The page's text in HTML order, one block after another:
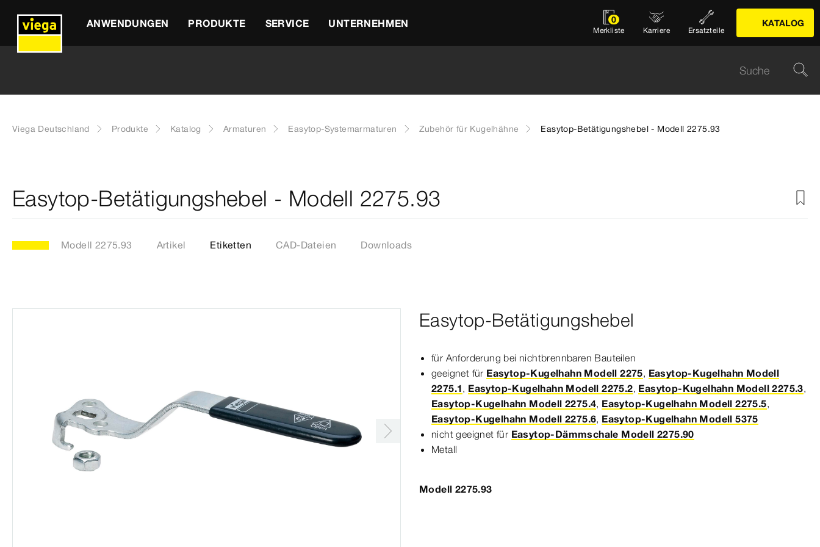
ANWENDUNGEN PRODUKTE SERVICE UNTERNEHMEN 0
Merkliste Karriere Ersatzteile
KATALOG
Viega Deutschland Produkte Katalog Armaturen Easytop-Systemarmaturen Zubehör für Kugelhähne Easytop-Betätigungshebel - Modell 2275.93
Easytop-Betätigungshebel - Modell 2275.93
Modell 2275.93 Artikel Etiketten CAD-Dateien Downloads
Easytop-Betätigungshebel
für Anforderung bei nichtbrennbaren Bauteilen
geeignet für Easytop-Kugelhahn Modell 2275, Easytop-Kugelhahn Modell
2275.1, Easytop-Kugelhahn Modell 2275.2, Easytop-Kugelhahn Modell 2275.3,
Easytop-Kugelhahn Modell 2275.4, Easytop-Kugelhahn Modell 2275.5,
Easytop-Kugelhahn Modell 2275.6, Easytop-Kugelhahn Modell 5375
nicht geeignet für Easytop-Dämmschale Modell 2275.90
Metall
Modell 2275.93